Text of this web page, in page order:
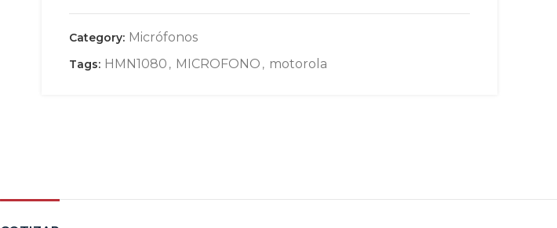
Category: Micrófonos
Tags: HMN1080 , MICROFONO , motorola